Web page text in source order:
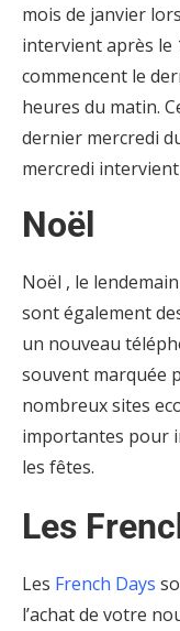
mois de janvier
intervient après le
commencent le
heures du matin.
dernier mercredi
mercredi
Noël
Noël , le
sont également
un nouveau
souvent marquée
nombreux sites
importantes pour
les fêtes.
Les
Les French Days
l’achat de votre